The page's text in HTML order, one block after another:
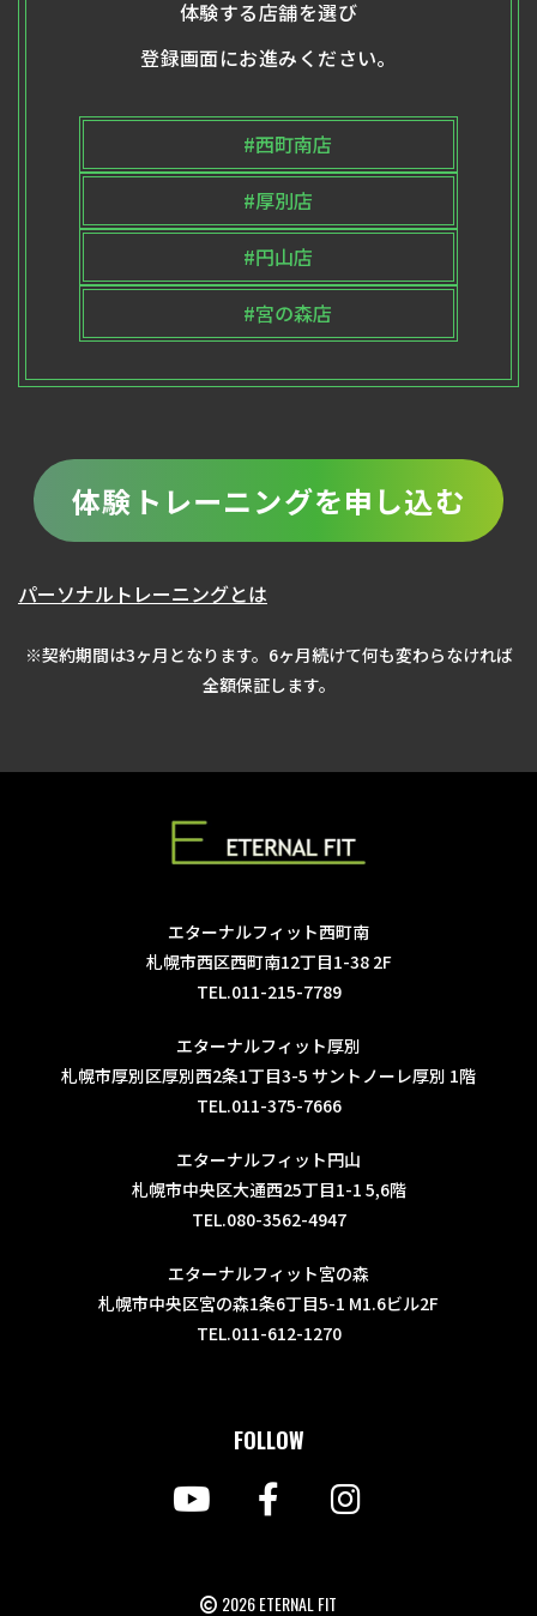
体験する店舗を選び
登録画面にお進みください。
#西町南店
#厚別店
#円山店
#宮の森店
体験トレーニングを申し込む
パーソナルトレーニングとは
※契約期間は3ヶ月となります。6ヶ月続けて何も変わらなければ
全額保証します。
エターナルフィット西町南
札幌市西区西町南12丁目1-38 2F
TEL.011-215-7789
エターナルフィット厚別
札幌市厚別区厚別西2条1丁目3-5 サントノーレ厚別 1階
TEL.011-375-7666
エターナルフィット円山
札幌市中央区大通西25丁目1-1 5,6階
TEL.080-3562-4947
エターナルフィット宮の森
札幌市中央区宮の森1条6丁目5-1 M1.6ビル2F
TEL.011-612-1270
FOLLOW
2026 ETERNAL FIT